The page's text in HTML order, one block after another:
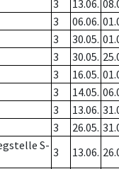
3 13.06.
3 06.06.
3 30.05.
3 30.05.
3 16.05.
3 14.05.
3 13.06.
3 26.05.
S- 3 13.06.